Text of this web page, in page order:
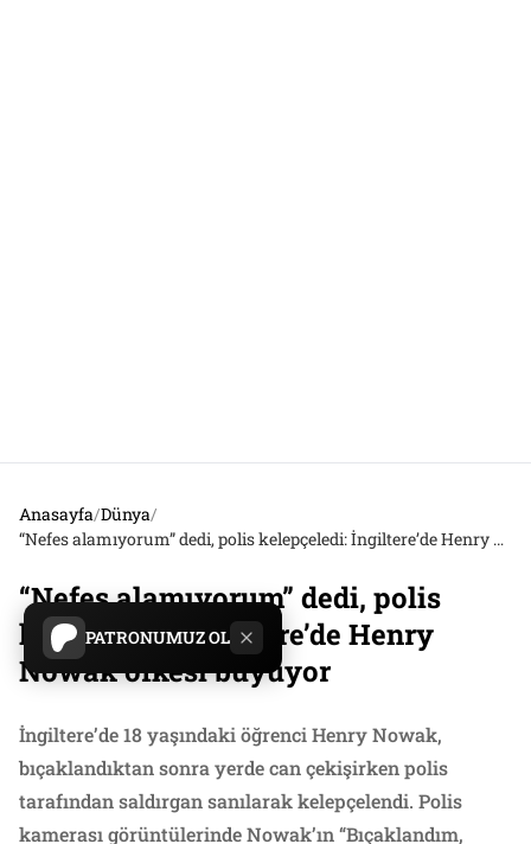
PATRONUMUZ OL
Anasayfa/Dünya/
“Nefes alamıyorum” dedi, polis kelepçeledi: İngiltere’de Henry Nowak öfkesi büyüyor
“Nefes alamıyorum” dedi, polis
kelepçeledi: İngiltere’de Henry
Nowak öfkesi büyüyor
İngiltere’de 18 yaşındaki öğrenci Henry Nowak,
bıçaklandıktan sonra yerde can çekişirken polis
tarafından saldırgan sanılarak kelepçelendi. Polis
kamerası görüntülerinde Nowak’ın “Bıçaklandım,